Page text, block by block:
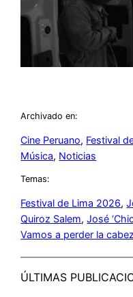
Archivado en:
Cine Peruano, Festival
Música, Noticias
Temas:
Festival de Lima 2026,
Quiroz Salem, José
Vamos a perder la
ÚLTIMAS